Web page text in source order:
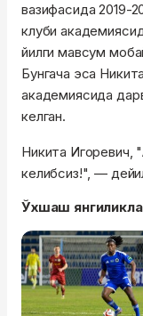
вазифасида 2019-
клуби
йилги мавсум
Бунгача эса
академиясида
келган.
Никита Игоревич,
келибсиз!", —
Ўхшаш